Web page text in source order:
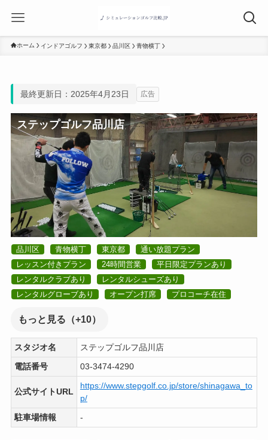
ホーム インドアゴルフ 東京都 品川区 青物横丁
最終更新日：2025年4月23日 広告
ステップゴルフ品川店
品川区 青物横丁 東京都
通い放題プラン
レッスン付きプラン
24時間営業
平日限定プランあり
レンタルクラブあり
レンタルシューズあり
レンタルグローブあり
オープン打席 プロコーチ在住
もっと見る（+10）
スタジオ名 ステップゴルフ品川店
電話番号 03-3474-4290
公式サイトURL
https://www.stepgolf.co.jp/store/shinagawa_to
p/
駐車場情報 -